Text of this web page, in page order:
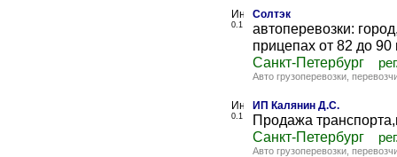
0.1
Солтэк
автоперевозки:
прицепах от 82 до 90
Санкт-Петербург
Авто грузоперевозки,
0.1
ИП Калянин Д.С.
Продажа
Санкт-Петербург
Авто грузоперевозки,